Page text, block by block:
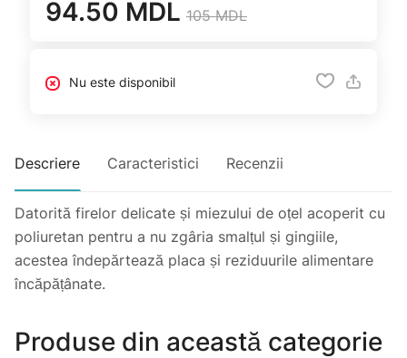
94.50 MDL 105 MDL
Nu este disponibil
Descriere Caracteristici Recenzii
Datorită firelor delicate și miezului de oțel acoperit cu
poliuretan pentru a nu zgâria smalțul și gingiile,
acestea îndepărtează placa și reziduurile alimentare
încăpățânate.
Produse din această categorie